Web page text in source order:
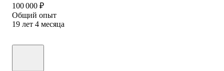
100 000 ₽
Общий опыт
19 лет 4 месяца